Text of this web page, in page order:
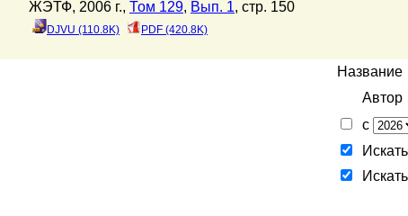
ЖЭТФ, 2006 г., Том 129, Вып. 1, стр. 150
DJVU (110.8K) PDF (420.8K)
Название
Автор
с